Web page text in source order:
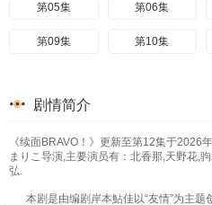
第05集 第06集
第09集 第10集
剧情简介
《续面BRAVO！》更新至第12集于2026
まりこ导演,主要演员有：北香那,天野花,
弘.
本剧是由编剧岸本鮎佳以“友情”为主题